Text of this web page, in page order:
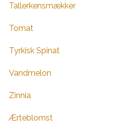
Tallerkensmækker
Tomat
Tyrkisk Spinat
Vandmelon
Zinnia
Ærteblomst